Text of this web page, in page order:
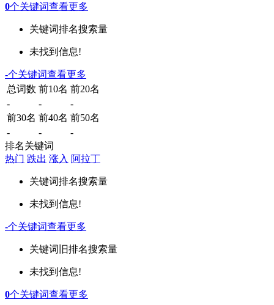
0个关键词查看更多
关键词排名搜索量
未找到信息!
-个关键词查看更多
总词数 前10名 前20名
-
-
-
前30名 前40名 前50名
-
-
-
排名关键词
热门 跌出 涨入 阿拉丁
关键词排名搜索量
未找到信息!
-个关键词查看更多
关键词 旧排名搜索量
未找到信息!
0个关键词查看更多